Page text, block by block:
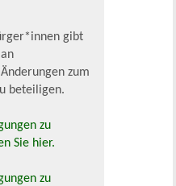
gibt
zum
beteiligen.
zu
Sie hier.
zu